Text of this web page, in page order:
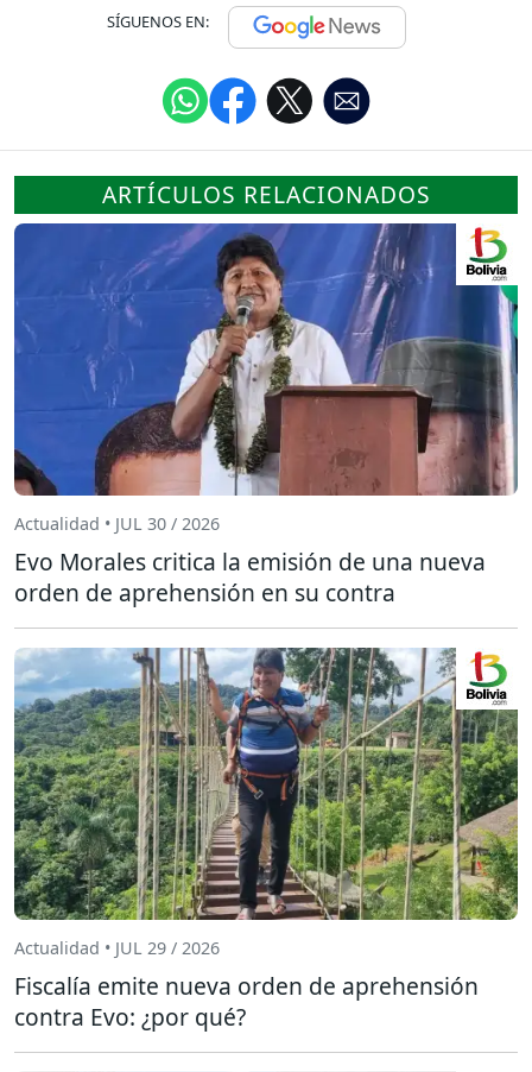
SÍGUENOS EN:
ARTÍCULOS RELACIONADOS
Actualidad • JUL 30 / 2026
Evo Morales critica la emisión de una nueva
orden de aprehensión en su contra
Actualidad • JUL 29 / 2026
Fiscalía emite nueva orden de aprehensión
contra Evo: ¿por qué?